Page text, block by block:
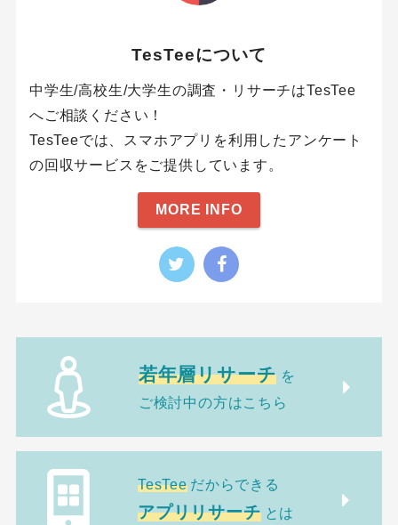
TesTeeについて
中学生/高校生/大学生の調査・リサーチはTesTee
へご相談ください！
TesTeeでは、スマホアプリを利用したアンケート
の回収サービスをご提供しています。
MORE INFO
若年層リサーチ を
ご検討中の方はこちら
TesTee だからできる
アプリリサーチ とは